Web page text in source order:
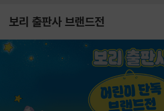
보리 출판사 브랜드전